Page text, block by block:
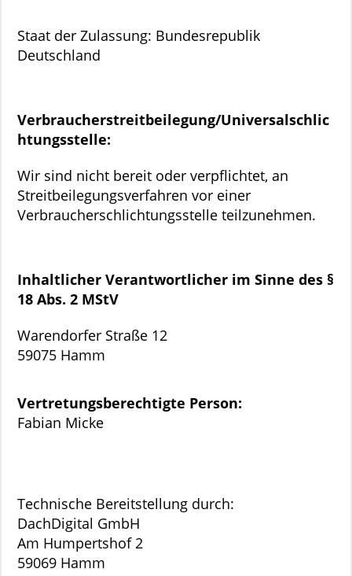
Staat der Zulassung: Bundesrepublik
Deutschland
Verbraucherstreitbeilegung/Universalschlic
htungsstelle:
Wir sind nicht bereit oder verpflichtet, an
Streitbeilegungsverfahren vor einer
Verbraucherschlichtungsstelle teilzunehmen.
Inhaltlicher Verantwortlicher im Sinne des §
18 Abs. 2 MStV
Warendorfer Straße 12
59075 Hamm
Vertretungsberechtigte Person:
Fabian Micke
Technische Bereitstellung durch:
DachDigital GmbH
Am Humpertshof 2
59069 Hamm